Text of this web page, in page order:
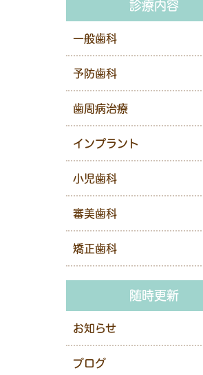
診療内容
一般歯科
予防歯科
歯周病治療
インプラント
小児歯科
審美歯科
矯正歯科
随時更新
お知らせ
ブログ